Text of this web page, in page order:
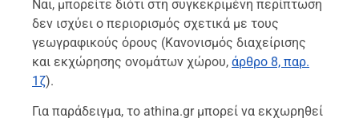
Ναι, μπορείτε διότι στη συγκεκριμένη περίπτωση
δεν ισχύει ο περιορισμός σχετικά με τους
γεωγραφικούς όρους (Κανονισμός διαχείρισης
και εκχώρησης ονομάτων χώρου, άρθρο 8, παρ.
1ζ).
Για παράδειγμα, το athina.gr μπορεί να εκχωρηθεί